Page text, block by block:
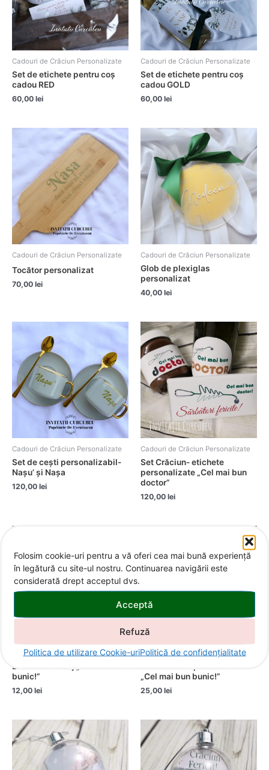
Folosim cookie-uri pentru a vă oferi cea mai bună experiență
în legătură cu site-ul nostru. Continuarea navigării este
considerată drept acceptul dvs.
Acceptă
Refuză
Politica de utilizare Cookie-uriPolitică de confidențialitate
Cadouri de Crăciun Personalizate
Set de etichete pentru coș
cadou RED
60,00 lei
Cadouri de Crăciun Personalizate
Set de etichete pentru coș
cadou GOLD
60,00 lei
Cadouri de Crăciun Personalizate
Tocător personalizat
70,00 lei
Cadouri de Crăciun Personalizate
Glob de plexiglas
personalizat
40,00 lei
Cadouri de Crăciun Personalizate
Set de cești personalizabil-
Nașu’ și Nașa
120,00 lei
Cadouri de Crăciun Personalizate
Set Crăciun- etichete
personalizate „Cel mai bun
doctor”
120,00 lei
Cadouri de Crăciun Personalizate
Breloc cu mesaj „Cel mai bun
bunic!”
12,00 lei
Cadouri de Crăciun Personalizate
„Cel mai bun bunic!”
25,00 lei